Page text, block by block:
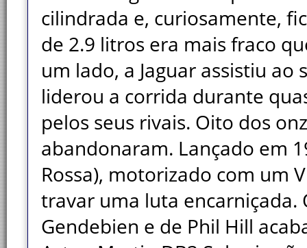
cilindrada e, curiosamente,
de 2.9 litros era mais fraco
um lado, a Jaguar assistiu ao
liderou a corrida durante
pelos seus rivais. Oito dos
abandonaram. Lançado em
Rossa), motorizado com um
travar uma luta encarniçada.
Gendebien e de Phil Hill